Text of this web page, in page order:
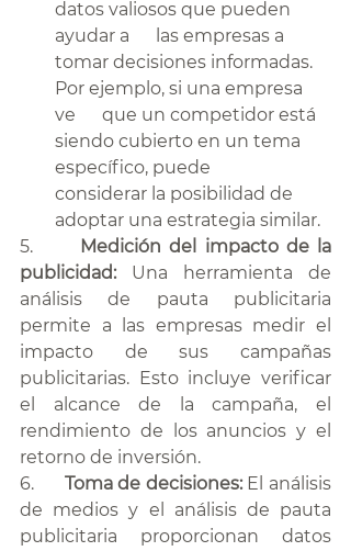
datos valiosos que pueden
ayudar a      las empresas a
tomar decisiones informadas.
Por ejemplo, si una empresa
ve      que un competidor está
siendo cubierto en un tema
específico, puede
considerar la posibilidad de
adoptar una estrategia similar.
5. Medición del impacto de la
publicidad: Una herramienta de
análisis de pauta publicitaria
permite a las empresas medir el
impacto de sus campañas
publicitarias. Esto incluye verificar
el alcance de la campaña, el
rendimiento de los anuncios y el
retorno de inversión.
6. Toma de decisiones: El análisis
de medios y el análisis de pauta
publicitaria proporcionan datos